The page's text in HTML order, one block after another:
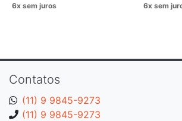
Contatos
(11) 9 9845-9273
(11) 9 9845-9273